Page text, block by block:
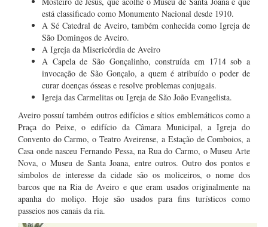
está classificado como Monumento Nacional desde 1910.
A Sé Catedral de Aveiro, também conhecida como Igreja de
São Domingos de Aveiro.
A Igreja da Misericórdia de Aveiro
A Capela de São Gonçalinho, construída em 1714 sob a
invocação de São Gonçalo, a quem é atribuído o poder de
curar doenças ósseas e resolve problemas conjugais.
Igreja das Carmelitas ou Igreja de São João Evangelista.
Aveiro possuí também outros edifícios e sítios emblemáticos como a
Praça do Peixe, o edifício da Câmara Municipal, a Igreja do
Convento do Carmo, o Teatro Aveirense, a Estação de Comboios, a
Casa onde nasceu Fernando Pessa, na Rua do Carmo, o Museu Arte
Nova, o Museu de Santa Joana, entre outros. Outro dos pontos e
símbolos de interesse da cidade são os moliceiros, o nome dos
barcos que na Ria de Aveiro e que eram usados originalmente na
apanha do moliço. Hoje são usados para fins turísticos como
passeios nos canais da ria.